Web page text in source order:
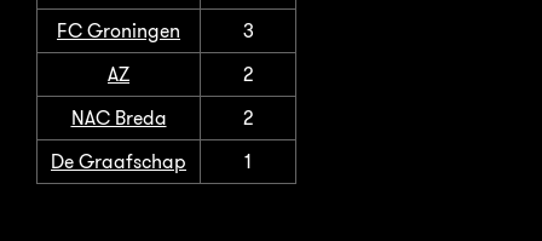
FC Groningen
3
AZ
2
NAC Breda
2
De Graafschap
1